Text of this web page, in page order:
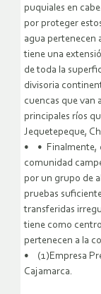
puquiales en
por proteger
agua pertenecen
tiene una
de toda la
divisoria
cuencas que van
principales ríos
Jequetepeque,
• • Finalmente,
comunidad
por un grupo de
pruebas
transferidas
tiene como
pertenecen a la
• (1)Empresa
Cajamarca.